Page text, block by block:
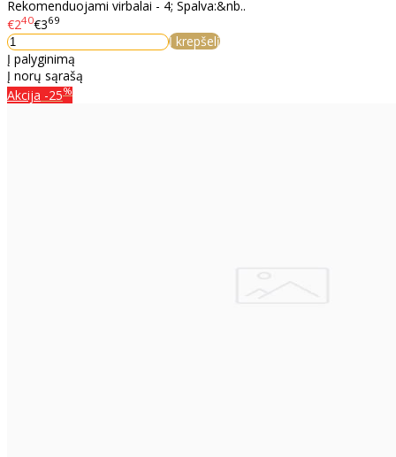
Rekomenduojami virbalai - 4; Spalva:&nb..
€240€369
Į krepšelį
Į palyginimą
Į norų sąrašą
Akcija -25%